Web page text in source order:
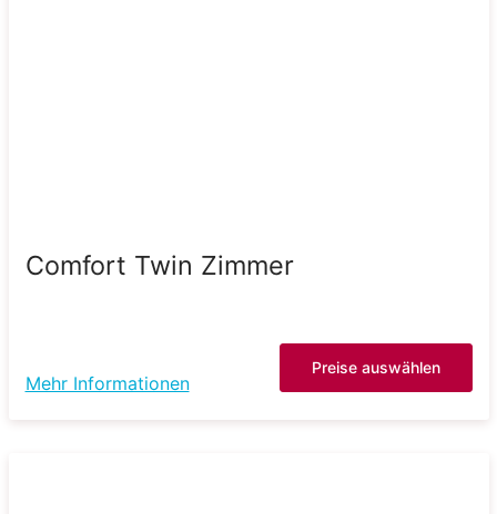
Comfort Twin Zimmer
Mehr Informationen
Preise auswählen